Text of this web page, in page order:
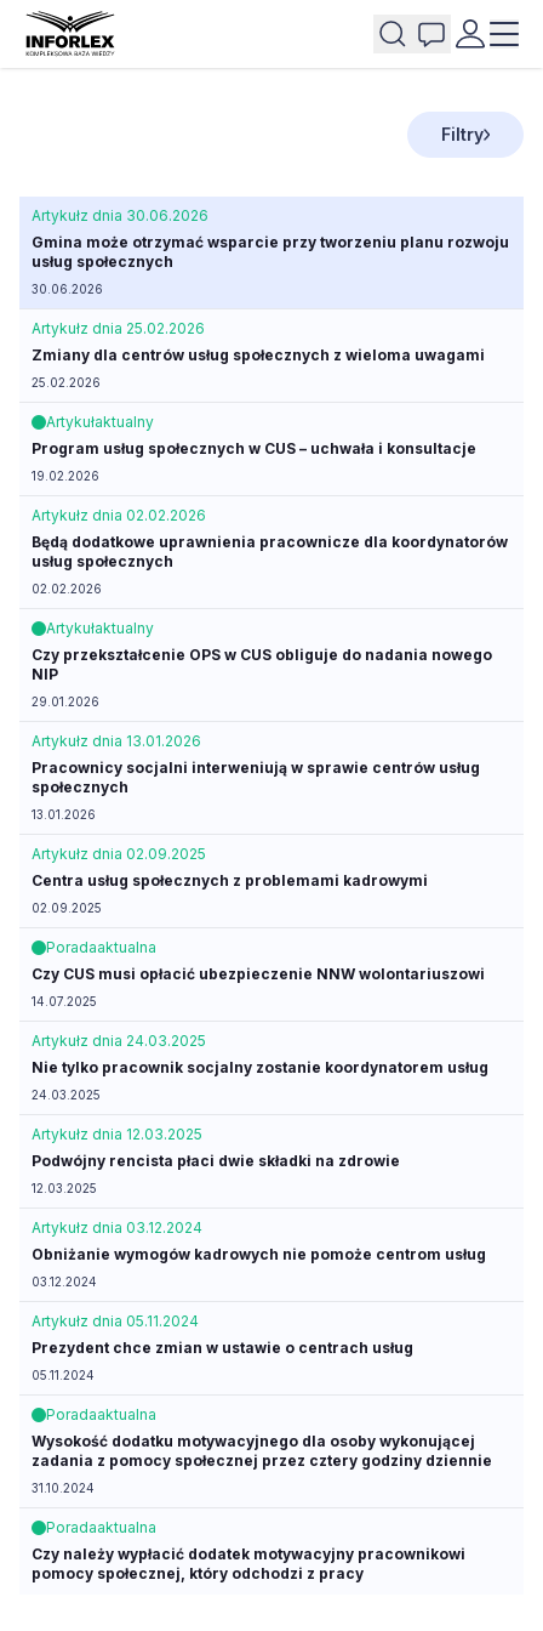
Filtry
Artykułz dnia 30.06.2026
Gmina może otrzymać wsparcie przy tworzeniu planu rozwoju
usług społecznych
30.06.2026
Artykułz dnia 25.02.2026
Zmiany dla centrów usług społecznych z wieloma uwagami
25.02.2026
Artykułaktualny
Program usług społecznych w CUS – uchwała i konsultacje
19.02.2026
Artykułz dnia 02.02.2026
Będą dodatkowe uprawnienia pracownicze dla koordynatorów
usług społecznych
02.02.2026
Artykułaktualny
Czy przekształcenie OPS w CUS obliguje do nadania nowego
NIP
29.01.2026
Artykułz dnia 13.01.2026
Pracownicy socjalni interweniują w sprawie centrów usług
społecznych
13.01.2026
Artykułz dnia 02.09.2025
Centra usług społecznych z problemami kadrowymi
02.09.2025
Poradaaktualna
Czy CUS musi opłacić ubezpieczenie NNW wolontariuszowi
14.07.2025
Artykułz dnia 24.03.2025
Nie tylko pracownik socjalny zostanie koordynatorem usług
24.03.2025
Artykułz dnia 12.03.2025
Podwójny rencista płaci dwie składki na zdrowie
12.03.2025
Artykułz dnia 03.12.2024
Obniżanie wymogów kadrowych nie pomoże centrom usług
03.12.2024
Artykułz dnia 05.11.2024
Prezydent chce zmian w ustawie o centrach usług
05.11.2024
Poradaaktualna
Wysokość dodatku motywacyjnego dla osoby wykonującej
zadania z pomocy społecznej przez cztery godziny dziennie
31.10.2024
Poradaaktualna
Czy należy wypłacić dodatek motywacyjny pracownikowi
pomocy społecznej, który odchodzi z pracy